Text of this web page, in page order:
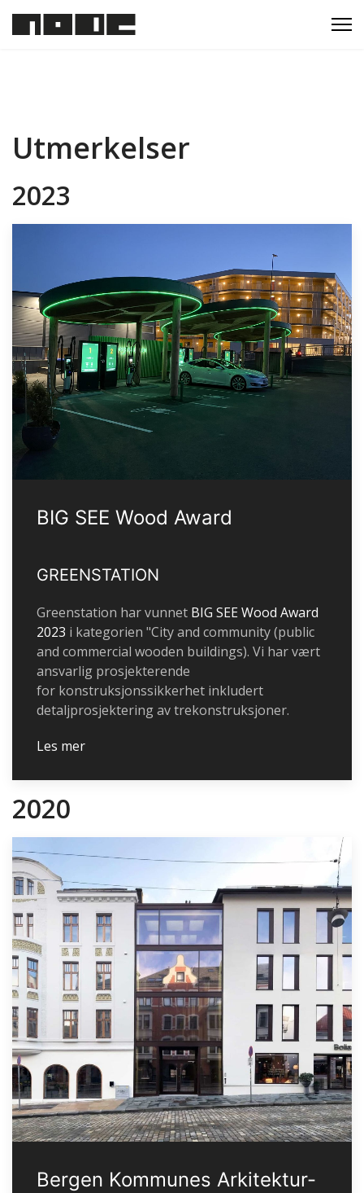
Utmerkelser
2023
BIG SEE Wood Award
GREENSTATION
Greenstation har vunnet BIG SEE Wood Award
2023 i kategorien "City and community (public
and commercial wooden buildings). Vi har vært
ansvarlig prosjekterende
for konstruksjonssikkerhet inkludert
detaljprosjektering av trekonstruksjoner.
Les mer
2020
Bergen Kommunes Arkitektur-